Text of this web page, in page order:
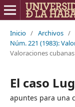
Inicio / Archivos /
Núm. 221 (1983):
Valoraciones cubanas
El caso
apuntes para una